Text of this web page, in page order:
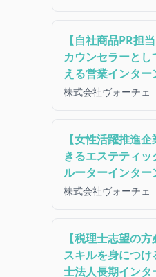
【自社商品PR担
カウンセラーと
える営業インター
株式会社ヴォーチェ
【女性活躍推進
きるエステティ
ルーターインター
株式会社ヴォーチェ
【税理士志望の
スキルを身につ
士法人長期インタ